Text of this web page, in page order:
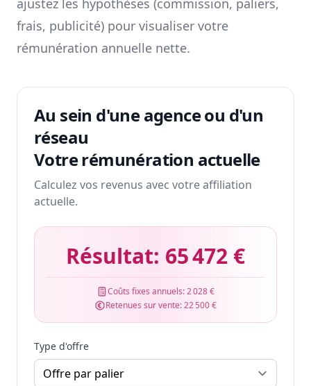
ajustez les hypothèses (commission, paliers,
frais, publicité) pour visualiser votre
rémunération annuelle nette.
Au sein d'une agence ou d'un
réseau
Votre rémunération actuelle
Calculez vos revenus avec votre affiliation
actuelle.
Résultat: 65 472 €
Coûts fixes annuels:2 028 €
Retenues sur vente:22 500 €
Type d'offre